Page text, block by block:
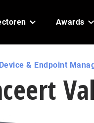
Awards
Device & Endpoint